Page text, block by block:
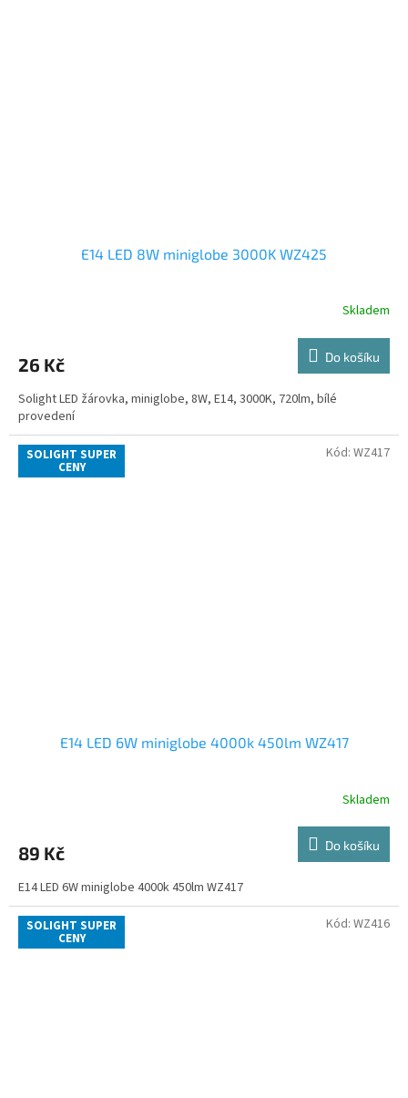
E14 LED 8W miniglobe 3000K WZ425
Skladem
26 Kč Do košíku
Solight LED žárovka, miniglobe, 8W, E14, 3000K, 720lm, bílé
provedení
SOLIGHT SUPER
CENY
E14 LED 6W miniglobe 4000k 450lm WZ417
Skladem
89 Kč Do košíku
E14 LED 6W miniglobe 4000k 450lm WZ417
Kód: WZ417
SOLIGHT SUPER
CENY
Kód: WZ416